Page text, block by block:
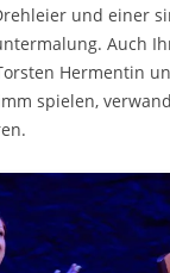
und einer
Auch
Hermentin
spielen,